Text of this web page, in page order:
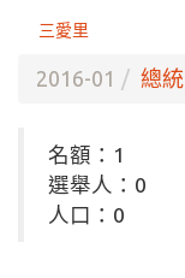
三愛里
2016-01 總統
名額：1
選舉人：0
人口：0